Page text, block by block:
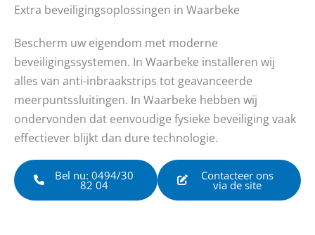
Extra beveiligingsoplossingen in Waarbeke
Bescherm uw eigendom met moderne
beveiligingssystemen. In Waarbeke installeren wij
alles van anti-inbraakstrips tot geavanceerde
meerpuntssluitingen. In Waarbeke hebben wij
ondervonden dat eenvoudige fysieke beveiliging vaak
effectiever blijkt dan dure technologie.
Bel nu: 0494/30
82 04
Contacteer ons
via de site